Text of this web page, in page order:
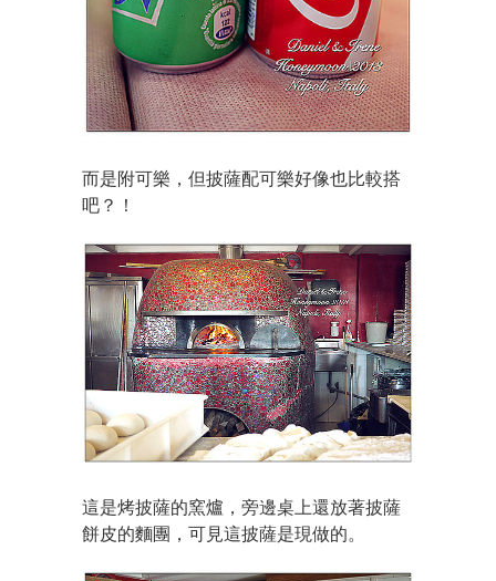
而是附可樂，但披薩配可樂好像也比較搭
吧？！
這是烤披薩的窯爐，旁邊桌上還放著披薩
餅皮的麵團，可見這披薩是現做的。